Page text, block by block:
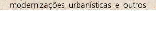
modernizações urbanísticas e outros